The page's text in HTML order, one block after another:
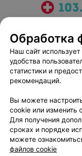
Медицинский
Обработка
Наш сайт
удобства
статистики и
рекомендаций.
Вы можете
cookie или изменить
Для получения
сроках и порядке
можете
файлов cookie